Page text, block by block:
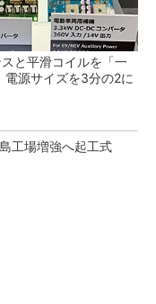
スと平滑コイルを「一
電源サイズを3分の2に
工場増強へ起工式